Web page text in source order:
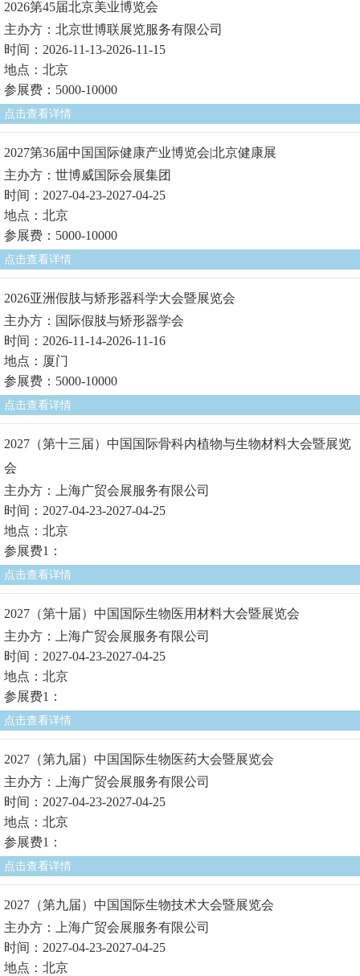
2026第45届北京美业博览会
主办方：北京世博联展览服务有限公司
时间：2026-11-13-2026-11-15
地点：北京
参展费：5000-10000
点击查看详情
2027第36届中国国际健康产业博览会|北京健康展
主办方：世博威国际会展集团
时间：2027-04-23-2027-04-25
地点：北京
参展费：5000-10000
点击查看详情
2026亚洲假肢与矫形器科学大会暨展览会
主办方：国际假肢与矫形器学会
时间：2026-11-14-2026-11-16
地点：厦门
参展费：5000-10000
点击查看详情
2027（第十三届）中国国际骨科内植物与生物材料大会暨展览
会
主办方：上海广贸会展服务有限公司
时间：2027-04-23-2027-04-25
地点：北京
参展费1：
点击查看详情
2027（第十届）中国国际生物医用材料大会暨展览会
主办方：上海广贸会展服务有限公司
时间：2027-04-23-2027-04-25
地点：北京
参展费1：
点击查看详情
2027（第九届）中国国际生物医药大会暨展览会
主办方：上海广贸会展服务有限公司
时间：2027-04-23-2027-04-25
地点：北京
参展费1：
点击查看详情
2027（第九届）中国国际生物技术大会暨展览会
主办方：上海广贸会展服务有限公司
时间：2027-04-23-2027-04-25
地点：北京